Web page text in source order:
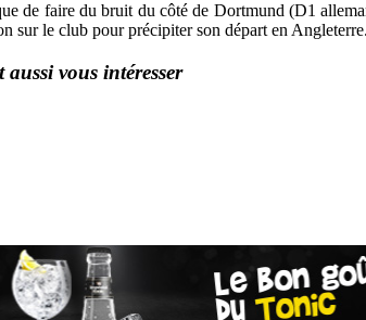
de faire du bruit du côté de Dortmund (D1
sur le club pour précipiter son départ en Angleterre.
aussi vous intéresser